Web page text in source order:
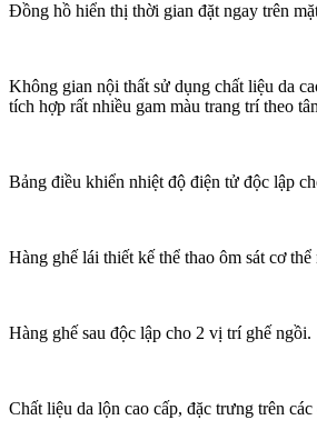
Đồng hồ hiển thị thời gian đặt ngay trên
Không gian nội thất sử dụng chất liệu da
tích hợp rất nhiều gam màu trang trí theo
Bảng điều khiển nhiệt độ điện tử độc lập
Hàng ghế lái thiết kế thể thao ôm sát cơ
Hàng ghế sau độc lập cho 2 vị trí ghế ngồi.
Chất liệu da lộn cao cấp, đặc trưng trên